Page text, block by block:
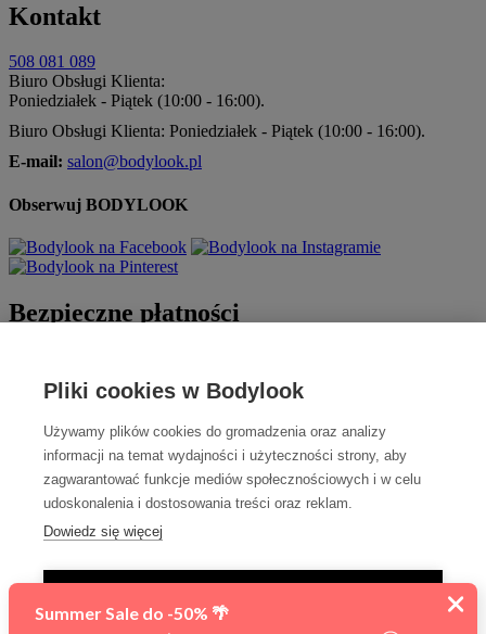
Pliki cookies w Bodylook
Używamy plików cookies do gromadzenia oraz analizy
informacji na temat wydajności i użyteczności strony, aby
zagwarantować funkcje mediów społecznościowych i w celu
udoskonalenia i dostosowania treści oraz reklam.
Dowiedz się więcej
Kontakt
508 081 089
Biuro Obsługi Klienta:
Poniedziałek - Piątek (10:00 - 16:00).
Biuro Obsługi Klienta: Poniedziałek - Piątek (10:00 - 16:00).
E-mail: salon@bodylook.pl
Obserwuj BODYLOOK
Bezpieczne płatności
Szybka dostawa